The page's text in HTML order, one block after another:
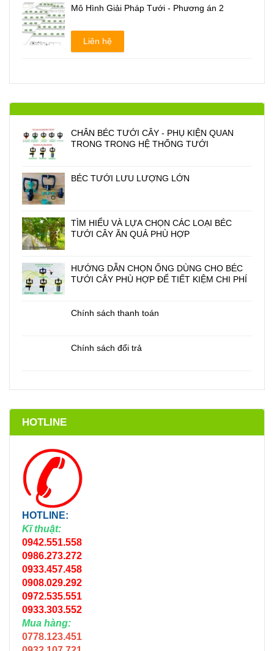
Mô Hình Giải Pháp Tưới - Phương án 2
Liên hệ
CHÂN BÉC TƯỚI CÂY - PHỤ KIỆN QUAN
TRONG TRONG HỆ THỐNG TƯỚI
BÉC TƯỚI LƯU LƯỢNG LỚN
TÌM HIỂU VÀ LỰA CHỌN CÁC LOẠI BÉC
TƯỚI CÂY ĂN QUẢ PHÙ HỢP
HƯỚNG DẪN CHỌN ỐNG DÙNG CHO BÉC
TƯỚI CÂY PHÙ HỢP ĐỂ TIẾT KIỆM CHI PHÍ
Chính sách thanh toán
Chính sách đổi trả
HOTLINE
HOTLINE:
Kĩ thuật:
0942.551.558
0986.273.272
0933.457.458
0908.029.292
0972.535.551
0933.303.552
Mua hàng:
0778.123.451